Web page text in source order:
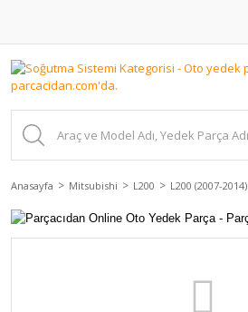
Anasayfa Mitsubishi L200 L200 (2007-2014)